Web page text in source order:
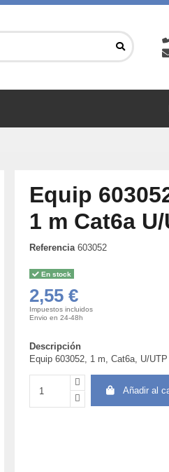
Equip
1 m Cat6a
Referencia 603052
En stock
2,55 €
Impuestos incluidos
Envio en 24-48h
Descripción
Equip 603052, 1 m, Cat6a, U/
Añadir al